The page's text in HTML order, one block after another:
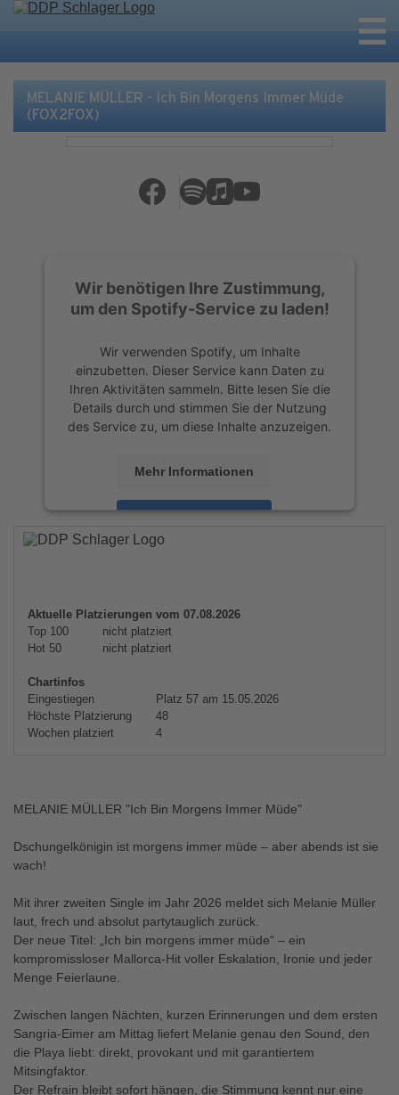
MELANIE MÜLLER - Ich Bin Morgens Immer Müde
(FOX2FOX)
Wir benötigen Ihre Zustimmung,
um den Spotify-Service zu laden!
Wir verwenden Spotify, um Inhalte
einzubetten. Dieser Service kann Daten zu
Ihren Aktivitäten sammeln. Bitte lesen Sie die
Details durch und stimmen Sie der Nutzung
des Service zu, um diese Inhalte anzuzeigen.
Mehr Informationen
Akzeptieren
powered by
Aktuelle Platzierungen vom 07.08.2026
Top 100
nicht platziert
Hot 50
nicht platziert
Chartinfos
Eingestiegen
Platz 57 am 15.05.2026
Höchste Platzierung
48
Wochen platziert
4
MELANIE MÜLLER "Ich Bin Morgens Immer Müde"
Dschungelkönigin ist morgens immer müde – aber abends ist sie
wach!
Mit ihrer zweiten Single im Jahr 2026 meldet sich Melanie Müller
laut, frech und absolut partytauglich zurück.
Der neue Titel: „Ich bin morgens immer müde“ – ein
kompromissloser Mallorca-Hit voller Eskalation, Ironie und jeder
Menge Feierlaune.
Zwischen langen Nächten, kurzen Erinnerungen und dem ersten
Sangria-Eimer am Mittag liefert Melanie genau den Sound, den
die Playa liebt: direkt, provokant und mit garantiertem
Mitsingfaktor.
Der Refrain bleibt sofort hängen, die Stimmung kennt nur eine